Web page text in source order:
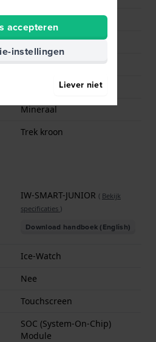
Rechthoekig
Paars
Roestvrij staal
Hartslagmeter
Mineraal
Trek kroon
IW-SMART-JUNIOR ( Bekijk
specificaties )
Download handboek (English)
Ice-Watch
Nee
Touchscreen
SOC (System-On-Chip)
Module
accepteren
instellingen
Liever niet